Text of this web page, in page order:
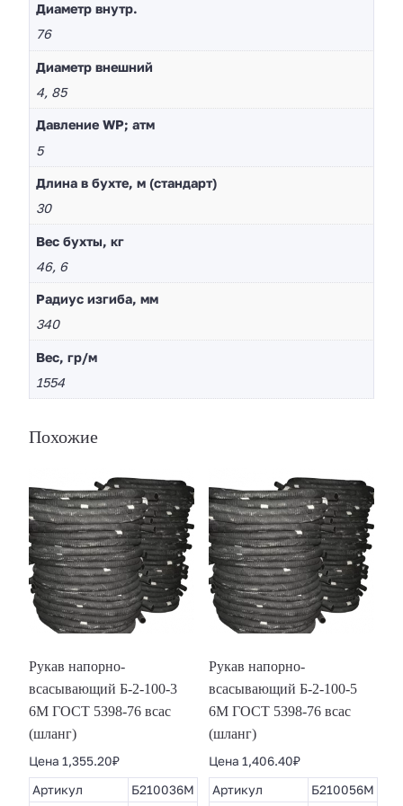
Диаметр внутр.
76
Диaметр внешний
4, 85
Давление WP; атм
5
Длина в бухте, м (стандарт)
30
Вес бухты, кг
46, 6
Радиус изгиба, мм
340
Вес, гр/м
1554
Похожие
Рукав напорно-
всасывающий Б-2-100-3
6М ГОСТ 5398-76 всас
(шланг)
Цена 1,355.20₽
Артикул
Б210036М
Рукав напорно-
всасывающий Б-2-100-5
6М ГОСТ 5398-76 всас
(шланг)
Цена 1,406.40₽
Артикул
Б210056М